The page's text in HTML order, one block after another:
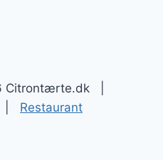
Citrontærte.dk |
Restaurant